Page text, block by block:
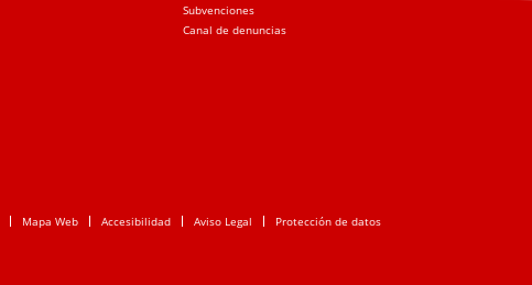
Subvenciones
Canal de denuncias
Mapa Web Accesibilidad Aviso Legal Protección de datos